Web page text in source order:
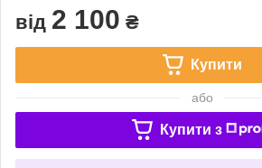
від 2 100 ₴
Купити
або
Купити з